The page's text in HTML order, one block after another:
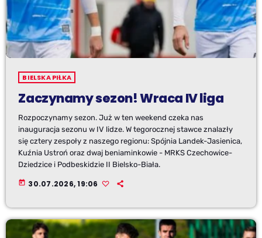
BIELSKA PIŁKA
Zaczynamy sezon! Wraca IV liga
Rozpoczynamy sezon. Już w ten weekend czeka nas
inauguracja sezonu w IV lidze. W tegorocznej stawce znalazły
się cztery zespoły z naszego regionu: Spójnia Landek-Jasienica,
Kuźnia Ustroń oraz dwaj beniaminkowie - MRKS Czechowice-
Dziedzice i Podbeskidzie II Bielsko-Biała.
today 30.07.2026, 19:06